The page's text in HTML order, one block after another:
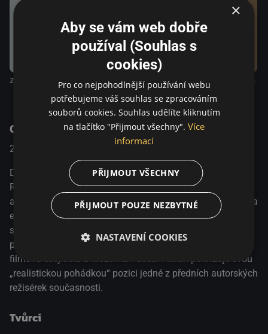
Zabití posvátného jelenaMarguerite a Julien Nalezeno v překladu
O pořadu
2014
Dva lidé se v pařížském letištním komplexu nedaleko
Roissy pokoušejí dát smysl své existenci. Prvním z nich je
americký inženýr, který se ocitl pod obrovským profesním a
emočním tlakem a náhle se rozhodne radikálně změnit
směr dosavadního života. Tím druhým je mladá hotelová
pokojská, která zakusí dotek nadpřirozena… Svérázná
filmová esejistka a filozofka Pascal Ferran potvrzuje svou
„realistickou pohádkou“ pozici jedné z předních autorských
režisérek současnosti.
Tvůrci
×
Aby se vám web dobře
používal (Souhlas s
cookies)
Pro co nejpohodlnější používání webu
potřebujeme váš souhlas se zpracováním
souborů cookies. Souhlas udělíte kliknutím
na tlačítko "Přijmout všechny". Více
informací
PŘIJMOUT VŠECHNY
PŘIJMOUT POUZE NEZBYTNÉ
NASTAVENÍ COOKIES